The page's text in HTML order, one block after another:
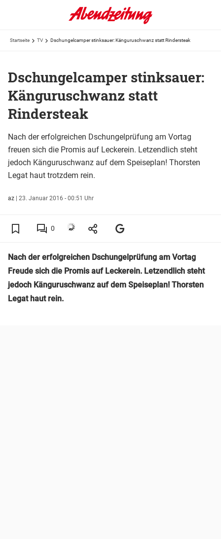
Startseite TV Dschungelcamper stinksauer: Känguruschwanz statt Rindersteak
Dschungelcamper stinksauer:
Känguruschwanz statt
Rindersteak
Nach der erfolgreichen Dschungelprüfung am Vortag
freuen sich die Promis auf Leckerein. Letzendlich steht
jedoch Känguruschwanz auf dem Speiseplan! Thorsten
Legat haut trotzdem rein.
az | 23. Januar 2016 - 00:51 Uhr
0
Nach der erfolgreichen Dschungelprüfung am Vortag
Freude sich die Promis auf Leckerein. Letzendlich steht
jedoch Känguruschwanz auf dem Speiseplan! Thorsten
Legat haut rein.